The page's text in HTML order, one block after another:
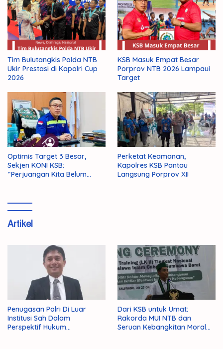
Tim Bulutangkis Polda NTB
Ukir Prestasi di Kapolri Cup
2026
KSB Masuk Empat Besar
Porprov NTB 2026 Lampaui
Target
Optimis Target 3 Besar,
Sekjen KONI KSB:
“Perjuangan Kita Belum
Perketat Keamanan,
Kapolres KSB Pantau
Langsung Porprov XII
Artikel
Penugasan Polri Di Luar
Institusi Sah Dalam
Perspektif Hukum
Dari KSB untuk Umat:
Rakorda MUI NTB dan
Seruan Kebangkitan Moral